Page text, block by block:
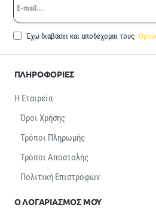
mail...
Έχω διαβάσει και αποδέχομαι τους
ΠΛΗΡΟΦΟΡΙΕΣ
Η Εταιρεία
Όροι Χρήσης
Τρόποι Πληρωμής
Τρόποι Αποστολής
Πολιτική Επιστροφών
Ο ΛΟΓΑΡΙΑΣΜΟΣ ΜΟΥ